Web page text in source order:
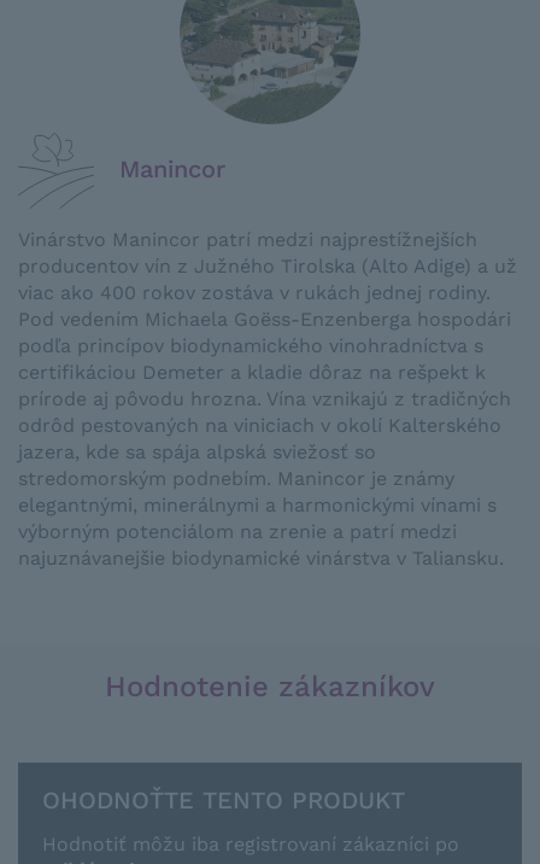
Manincor
Vinárstvo Manincor patrí medzi najprestížnejších
producentov vín z Južného Tirolska (Alto Adige) a už
viac ako 400 rokov zostáva v rukách jednej rodiny.
Pod vedením Michaela Goëss-Enzenberga hospodári
podľa princípov biodynamického vinohradníctva s
certifikáciou Demeter a kladie dôraz na rešpekt k
prírode aj pôvodu hrozna. Vína vznikajú z tradičných
odrôd pestovaných na viniciach v okolí Kalterského
jazera, kde sa spája alpská sviežosť so
stredomorským podnebím. Manincor je známy
elegantnými, minerálnymi a harmonickými vínami s
výborným potenciálom na zrenie a patrí medzi
najuznávanejšie biodynamické vinárstva v Taliansku.
Hodnotenie zákazníkov
OHODNOŤTE TENTO PRODUKT
Hodnotiť môžu iba registrovaní zákazníci po